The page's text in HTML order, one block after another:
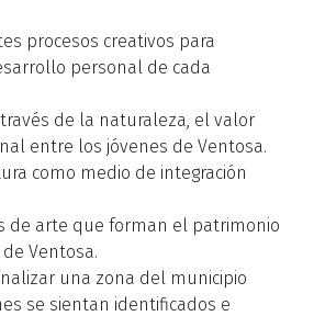
procesos creativos para
personal de cada
través de la naturaleza, el valor
entre los jóvenes de Ventosa.
como medio de integración
de arte que forman el patrimonio
Ventosa.
una zona del municipio
se sientan identificados e